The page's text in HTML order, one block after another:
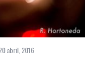
abril, 2016